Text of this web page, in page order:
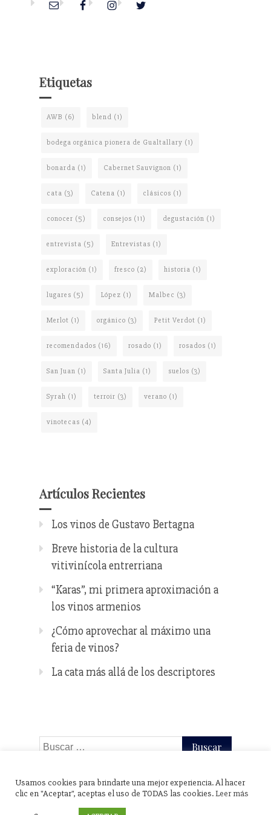
Etiquetas
AWB (6) blend (1)
bodega orgánica pionera de Gualtallary (1)
bonarda (1) Cabernet Sauvignon (1)
cata (3) Catena (1) clásicos (1)
conocer (5) consejos (11) degustación (1)
entrevista (5) Entrevistas (1)
exploración (1) fresco (2) historia (1)
lugares (5) López (1) Malbec (3)
Merlot (1) orgánico (3) Petit Verdot (1)
recomendados (16) rosado (1) rosados (1)
San Juan (1) Santa Julia (1) suelos (3)
Syrah (1) terroir (3) verano (1)
vinotecas (4)
Artículos Recientes
Los vinos de Gustavo Bertagna
Breve historia de la cultura
vitivinícola entrerriana
“Karas”, mi primera aproximación a
los vinos armenios
¿Cómo aprovechar al máximo una
feria de vinos?
La cata más allá de los descriptores
Buscar:
Usamos cookies para brindarte una mejor experiencia. Al hacer
clic en "Aceptar", aceptas el uso de TODAS las cookies.Leer más